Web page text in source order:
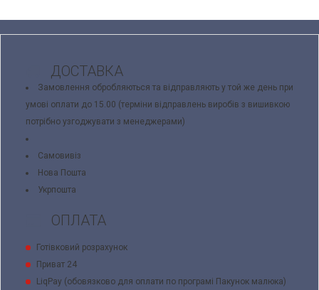
ДОСТАВКА
Замовлення обробляються та відправляють у той же день при
умові оплати до 15.00 (терміни відправлень виробів з вишивкою
потрібно узгоджувати з менеджерами)
Самовивіз
Нова Пошта
Укрпошта
ОПЛАТА
Готівковий розрахунок
Приват 24
LiqPay (обовязково для оплати по програмі Пакунок малюка)